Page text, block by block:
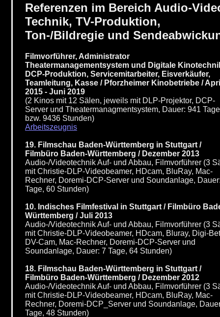
Referenzen im Bereich Audio-
Technik, TV-Produktion,
Ton-/Bildregie und
Filmvorführer, Administrator
Theatermanagementsystem und Digitale
DCP-Produktion, Servicemitarbeiter, Eisverkäufer,
Teamleitung, Kasse / Pforzheimer Kinobetriebe /
2015 - Juni 2019
(2 Kinos mit 12 Sälen, jeweils mit DLP-Projektor, DCP-
Server und Theatermanagmentsystem, Dauer: 941 Tage
bzw. 9436 Stunden)
Arbeitszeugnis
19. Filmschau Baden-Württemberg in Stuttgart /
Filmbüro Baden-Württemberg / Dezember 2013
Audio-/Videotechnik Auf- und Abbau, Filmvorführer (3
mit Christie-DLP-Videobeamer, HDcam, BluRay, Mac-
Rechner, Doremi-DCP-Server und Soundanlage,
Tage, 60 Stunden)
10. Indisches Filmfestival in Stuttgart / Filmbüro
Württemberg / Juli 2013
Audio-/Videotechnik Auf- und Abbau, Filmvorführer (3
mit Christie-DLP-Videobeamer, HDcam, Bluray, Digi-
DV-Cam, Mac-Rechner, Doremi-DCP-Server und
Soundanlage, Dauer: 7 Tage, 64 Stunden)
18. Filmschau Baden-Württemberg in Stuttgart /
Filmbüro Baden-Württemberg / Dezember 2012
Audio-/Videotechnik Auf- und Abbau, Filmvorführer (3
mit Christie-DLP-Videobeamer, HDcam, BluRay, Mac-
Rechner, Doremi-DCP_Server und Soundanlage,
Tage, 48 Stunden)